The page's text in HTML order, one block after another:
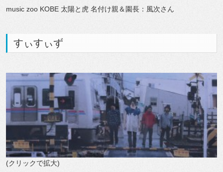
music zoo KOBE 太陽と虎 名付け親＆園長：風次さん
すぃすぃず
(クリックで拡大)